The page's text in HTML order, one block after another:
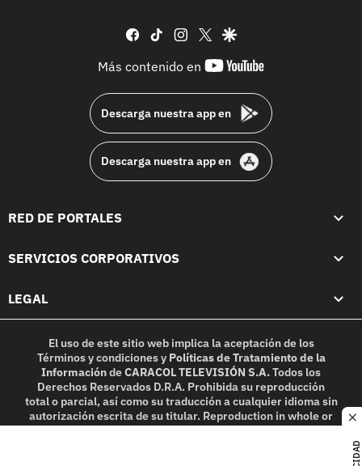
facebook
tiktok instagram
twittergoogle
Más contenido en
youtube-
Descarga nuestra app en
Descarga nuestra app en
RED DE PORTALES
SERVICIOS CORPORATIVOS
LEGAL
El uso de este sitio web implica la aceptación de los
Términos y condicionesy Políticas de Tratamiento de la
InformacióndeCARACOL TELEVISIÓN S.A.Todos los
Derechos Reservados D.R.A. Prohibida su reproducción
total o parcial, así como su traducción a cualquier idioma sin
autorización escrita de su titular. Reproduction in whole or